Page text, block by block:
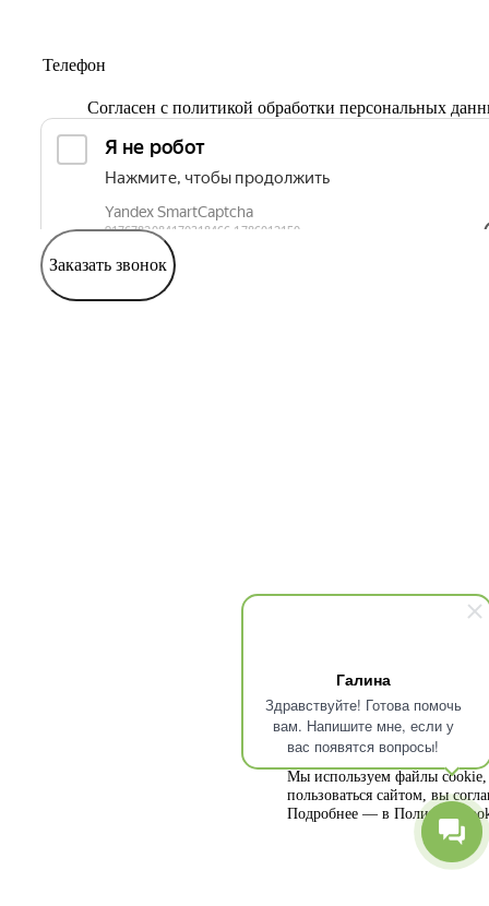
Галина
Здравствуйте! Готова помочь
вам. Напишите мне, если у
вас появятся вопросы!
Мы используем файлы cookie,
пользоваться сайтом, вы
Подробнее — в Политике
Согласен с политикой обработки персональных
Заказать звонок